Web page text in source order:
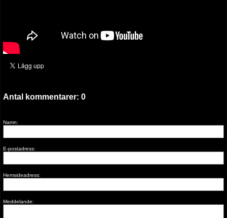
Antal kommentarer: 0
Namn:
E-postadress:
Hemsideadress:
Meddelande: